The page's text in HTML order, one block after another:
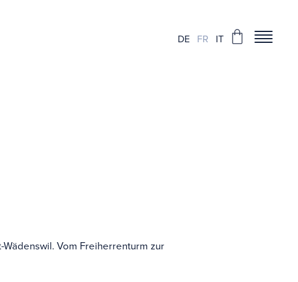
des châteaux en
DE FR IT
Wädenswil. Vom Freiherrenturm zur